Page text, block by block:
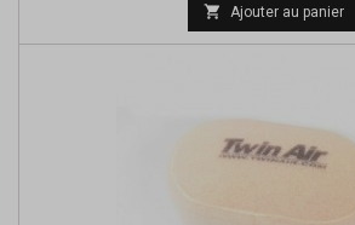
 Ajouter au panier